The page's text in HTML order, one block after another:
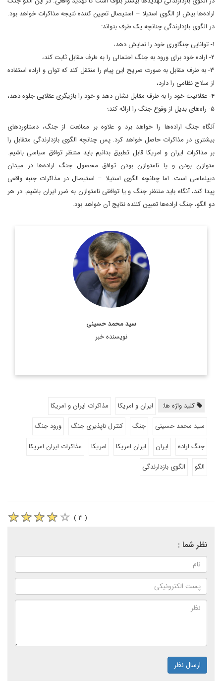
اراده‌ها بیش از الگوی استیلا – استیصال تعیین کننده نتیجه مذاکرات خواهد بود.
در الگوی بازدارندگی چنانچه یک طرف بتواند:
۱- توانایی جنگاوری خود را نمایش دهد،
۲- اراده خود برای ورود به جنگ احتمالی را به طرف مقابل ثابت کند،
۳- به طرف مقابل به صورت صریح این پیام را منتقل کند که توان و اراده استفاده
از سلاح نظامی را دارد،
۴- عقلانیت خود را به طرف مقابل نشان دهد و خود را بازیگری عقلایی جلوه دهد،
۵- راه‌های بدیل از وقوع جنگ را ارائه کند؛
آنگاه جنگ اراده‌ها را خواهد برد و علاوه بر ممانعت از جنگ، دستاوردهای
بیشتری در مذاکرات حاصل خواهد کرد. پس چنانچه الگوی بازدارندگی متقابل را
بر مذاکرات ایران و امریکا قابل تطبیق بدانیم باید منتظر توافق سیاسی باشیم.
متوازن بودن و یا نامتوازن بودن توافق محصول جنگ اراده‌ها در میدان
دیپلماسی است. اما چنانچه الگوی استیلا – استیصال در مذاکرات جنبه واقعی
پیدا کند، آنگاه باید منتظر جنگ و یا توافقی نامتوازن به ضرر ایران باشیم. در هر
دو الگو، جنگ اراده‌ها تعیین کننده نتایج آن خواهد بود.
سید محمد حسینی
نویسنده خبر
سفیر اسبق ایران در عربستان و امارات و کارشناس ارشد مطالعات
منطقه
اطلاعات بیشتر
کلید واژه ها: ایران و امریکا
مذاکرات ایران و امریکا
سید محمد حسینی
جنگ کنترل ناپذیری جنگ
ورود جنگ
جنگ اراده
ایران ایران امریکا امریکا
مذاکرات ایران امریکا
الگو
الگوی بازدارندگی
( ۳ )
نظر شما :
ارسال نظر